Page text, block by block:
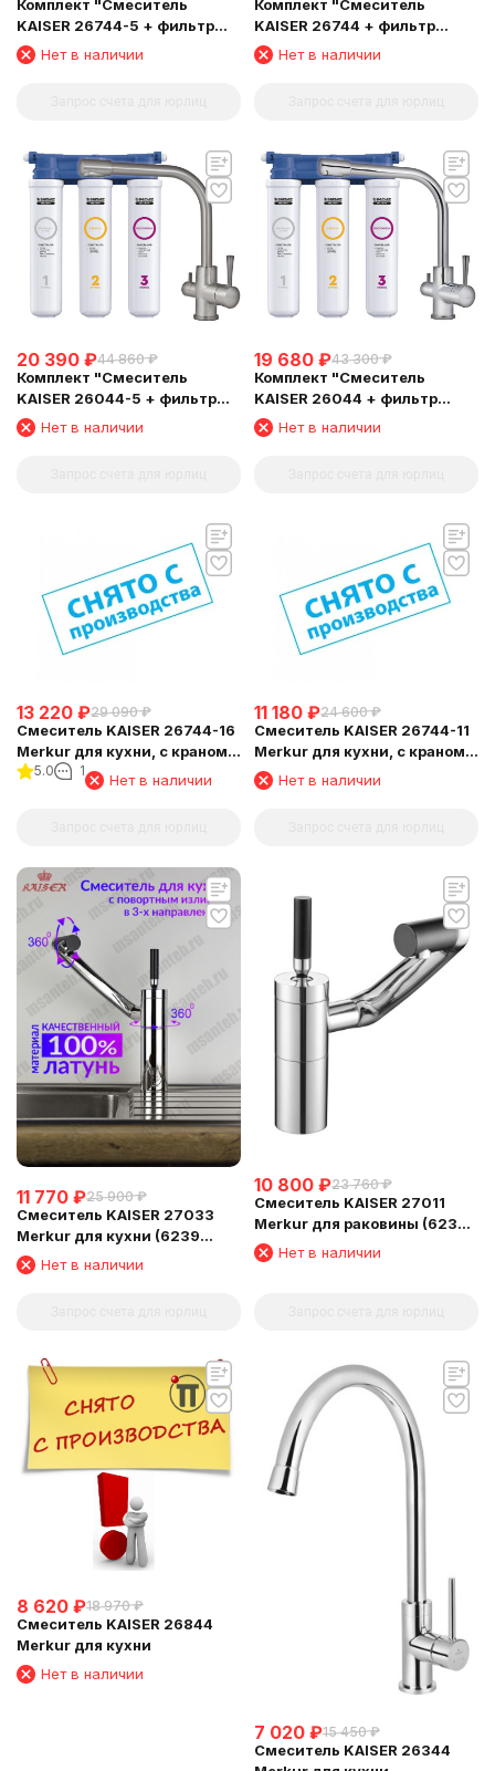
Комплект "Cмеситель
KAISER 26744-5 + фильтр
Барьер"
Нет в наличии
Комплект "Cмеситель
KAISER 26744 + фильтр
Барьер"
Нет в наличии
20 390 ₽44 860 ₽
Комплект "Cмеситель
KAISER 26044-5 + фильтр
Барьер"
Нет в наличии
19 680 ₽43 300 ₽
Комплект "Cмеситель
KAISER 26044 + фильтр
Барьер"
Нет в наличии
13 220 ₽29 090 ₽
Смеситель KAISER 26744-16
Merkur для кухни, с краном
для питьевой воды,
5.0 1
Нет в наличии
11 180 ₽24 600 ₽
Смеситель KAISER 26744-11
Merkur для кухни, с краном
для питьевой воды,
Нет в наличии
11 770 ₽25 900 ₽
Смеситель KAISER 27033
Merkur для кухни (6239
Картридж)
Нет в наличии
10 800 ₽23 760 ₽
Смеситель KAISER 27011
Merkur для раковины (6239
Картридж )
Нет в наличии
8 620 ₽18 970 ₽
Смеситель KAISER 26844
Merkur для кухни
Нет в наличии
7 020 ₽15 450 ₽
Смеситель KAISER 26344